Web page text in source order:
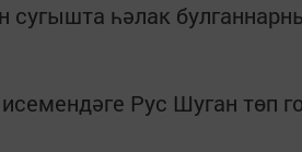
сугышта һәлак
Рус Шуган төп